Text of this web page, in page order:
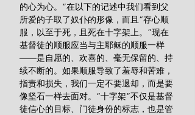
的心为心。”在以下的记述中我们看到父
所爱的子取了奴仆的形像，而且“存心顺
服，以至于死，且死在十字架上。”现在
基督徒的顺服应当与主耶稣的顺服一样
——是自愿的、欢喜的、毫无保留的、持
续不断的。如果顺服导致了羞辱和苦难，
指责和损失，我们一定不要退却，而是要
像坚石一样去面对。“十字架”不仅是基督
徒信心的目标、门徒身份的标志，也是管